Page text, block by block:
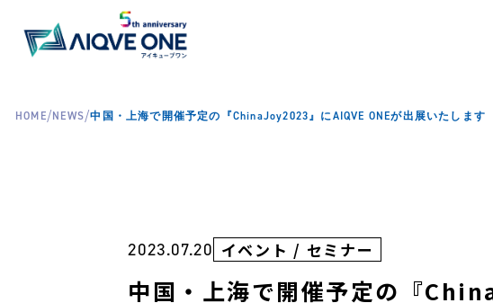
HOME/NEWS/中国・上海で開催予定の『ChinaJoy2023』にAIQVE ONEが出展いたします
2023.07.20 イベント / セミナー
中国・上海で開催予定の『